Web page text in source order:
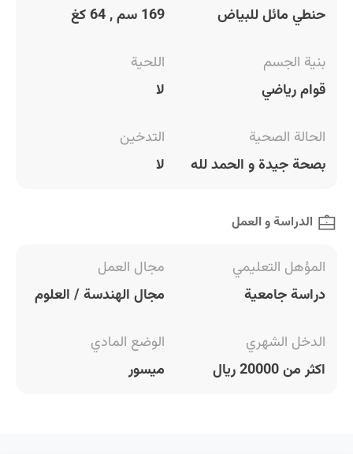
حنطي مائل للبياض
169 سم , 64 كغ
بنية الجسم
قوام رياضي
اللحية
لا
الحالة الصحية
بصحة جيدة و الحمد لله
التدخين
لا
الدراسة و العمل
المؤهل التعليمي
دراسة جامعية
مجال العمل
مجال الهندسة / العلوم
الدخل الشهري
اكثر من 20000 ريال
الوضع المادي
ميسور